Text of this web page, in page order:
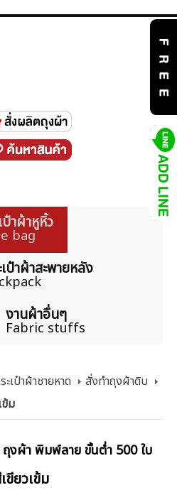
ป๋าผ้าหูหิ้ว
bag
เป๋าผ้าสะพายหลัง
งานผ้าอื่นๆ
Fabric stuffs
ะเป๋าผ้าชายหาด
สั่งทำถุงผ้าดิบ
ม
ถุงผ้า พิมพ์ลาย ขั้นต่ำ 500 ใบ
ยวเข้ม